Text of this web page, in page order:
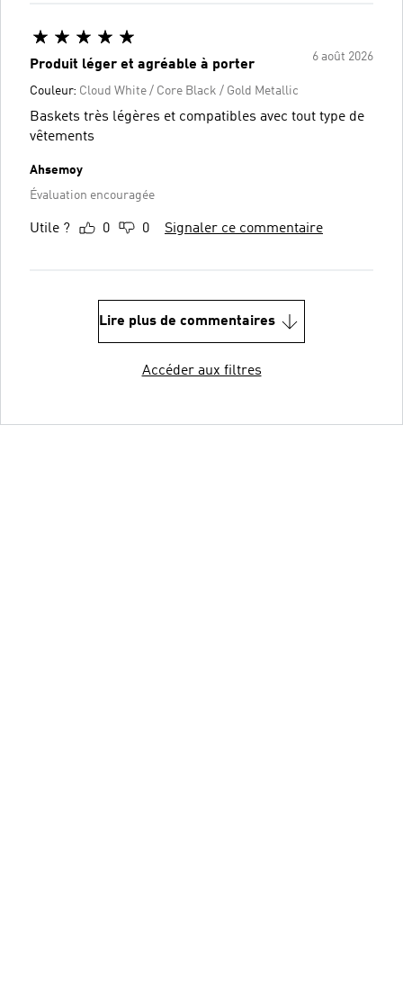
6 août 2026
Produit léger et agréable à porter
Couleur: Cloud White / Core Black / Gold Metallic
Baskets très légères et compatibles avec tout type de
vêtements
Ahsemoy
Évaluation encouragée
Utile ? 0 0 Signaler ce commentaire
Lire plus de commentaires
Accéder aux filtres